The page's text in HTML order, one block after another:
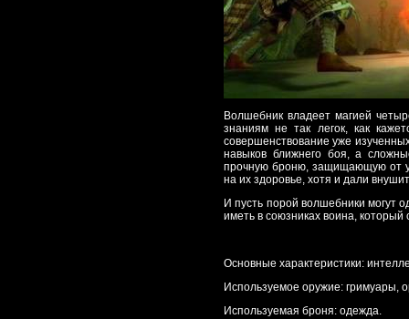
Волшебник владеет магией
знаниям не так легок, как
совершенствование уже
навыков ближнего боя, а
прочную броню, защищающую от
на их здоровье, хотя и дали
И пусть порой волшебники могут
иметь в союзниках воина,
Основные характеристики:
Используемое оружие: гримуары,
Используемая броня: одежда.